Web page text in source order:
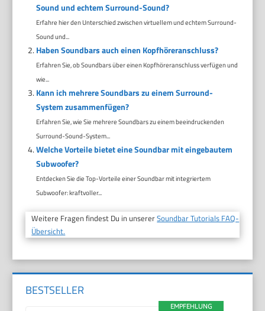
Sound und echtem Surround-Sound?
Erfahre hier den Unterschied zwischen virtuellem und echtem Surround-
Sound und...
Haben Soundbars auch einen Kopfhöreranschluss?
Erfahren Sie, ob Soundbars über einen Kopfhöreranschluss verfügen und
wie...
Kann ich mehrere Soundbars zu einem Surround-
System zusammenfügen?
Erfahren Sie, wie Sie mehrere Soundbars zu einem beeindruckenden
Surround-Sound-System...
Welche Vorteile bietet eine Soundbar mit eingebautem
Subwoofer?
Entdecken Sie die Top-Vorteile einer Soundbar mit integriertem
Subwoofer: kraftvoller...
Weitere Fragen findest Du in unsererSoundbar Tutorials FAQ-
Übersicht.
BESTSELLER
EMPFEHLUNG